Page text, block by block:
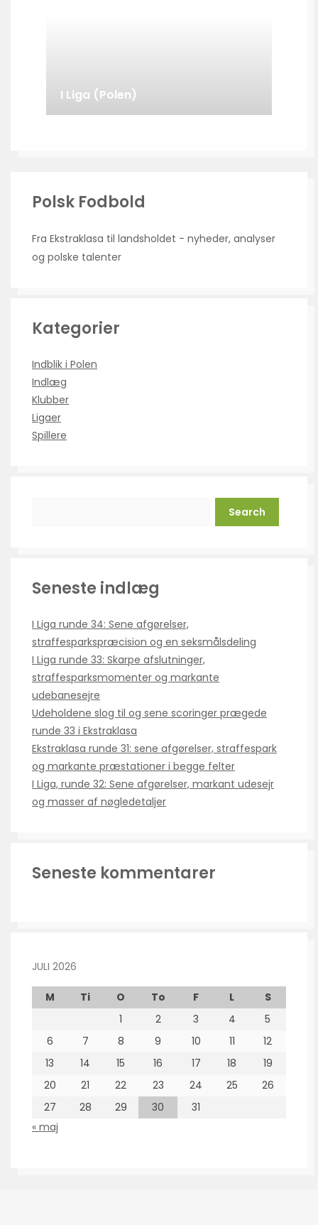
I Liga (Polen)
Polsk Fodbold
Fra Ekstraklasa til landsholdet - nyheder, analyser
og polske talenter
Kategorier
Indblik i Polen
Indlæg
Klubber
Ligaer
Spillere
Seneste indlæg
I Liga runde 34: Sene afgørelser,
straffesparkspræcision og en seksmålsdeling
I Liga runde 33: Skarpe afslutninger,
straffesparksmomenter og markante
udebanesejre
Udeholdene slog til og sene scoringer prægede
runde 33 i Ekstraklasa
Ekstraklasa runde 31: sene afgørelser, straffespark
og markante præstationer i begge felter
I Liga, runde 32: Sene afgørelser, markant udesejr
og masser af nøgledetaljer
Seneste kommentarer
JULI 2026
M Ti O To F L
S
1
2 3 4
5
6
7 8 9 10 11
12
13
14 15 16 17 18
19
20
21 22 23 24 25
26
27
28 29 30
31
« maj